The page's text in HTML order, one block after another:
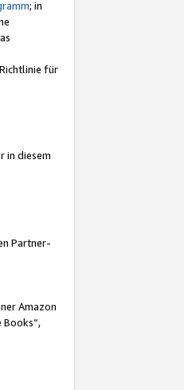
; in
für
in diesem
Partner-
Amazon
Books“,